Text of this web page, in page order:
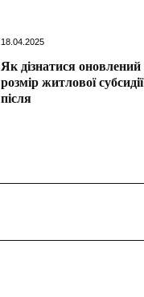
18.04.2025
Як дізнатися оновлений
розмір житлової субсидії
після